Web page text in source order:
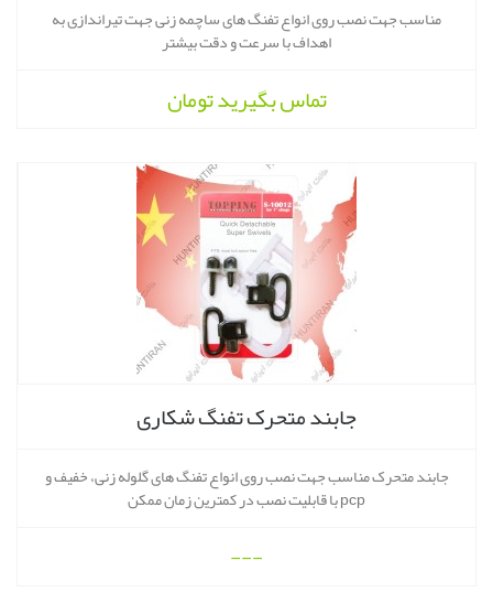
مناسب جهت نصب روی انواع تفنگ های ساچمه زنی جهت تیراندازی به
اهداف با سرعت و دقت بیشتر
تماس بگیریدتومان
جابند متحرک تفنگ شکاری
جابند متحرک مناسب جهت نصب روی انواع تفنگ های گلوله زنی، خفیف و
pcp با قابلیت نصب در کمترین زمان ممکن
---